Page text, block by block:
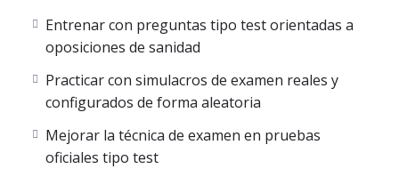
La Rioja, Comunidad de Madrid, Región de Murcia,
Navarra, País Vasco, Ceuta y Melilla.
Esto garantiza un enfoque realista y alineado con las
convocatorias autonómicas de oposiciones de Enfermería.
Losexámenes gratuitos reproducen el mismo sistema
que los cursos completos:
Entrenar con preguntas tipo test orientadas a
oposiciones de sanidad
Practicar con simulacros de examen reales y
configurados de forma aleatoria
Mejorar la técnica de examen en pruebas
oficiales tipo test